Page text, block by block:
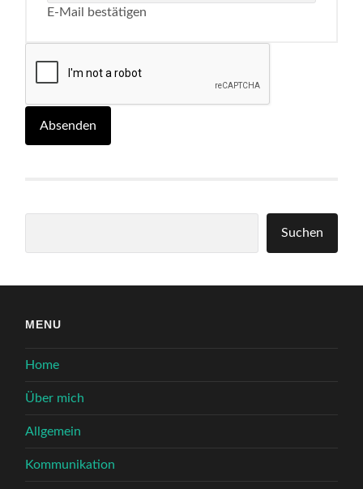
E-Mail bestätigen
Absenden
Suchen
MENU
Home
Über mich
Allgemein
Kommunikation